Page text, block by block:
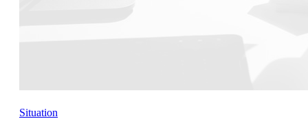
Situation